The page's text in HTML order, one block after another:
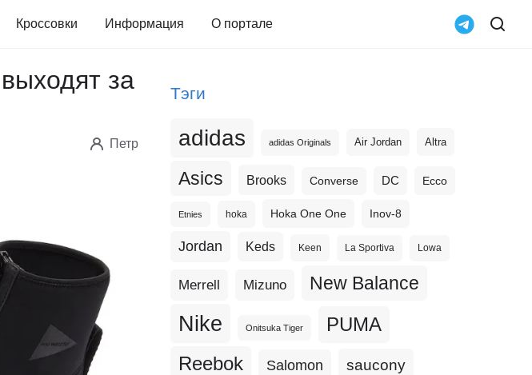
Кроссовки Информация О портале
за
Петр
Тэги
adidas adidas Originals Air Jordan Altra
Asics Brooks Converse DC Ecco
Etnies hoka Hoka One One Inov-8
Jordan Keds Keen La Sportiva Lowa
Merrell Mizuno New Balance
Nike Onitsuka Tiger PUMA
Reebok Salomon saucony